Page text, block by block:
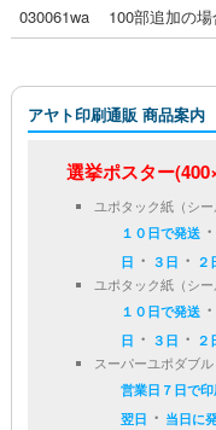
030061wa 100部追加の
アヤト印刷通販 商品案内
選挙ポスター
ユポタック紙（シ
１０日で発送 ・
日 ・ ３日 ・ ２
ユポタック紙（シ
１０日で発送 ・
日 ・ ３日 ・ ２
スーパーユポダブ
営業日７日で
翌日 ・ 当日に